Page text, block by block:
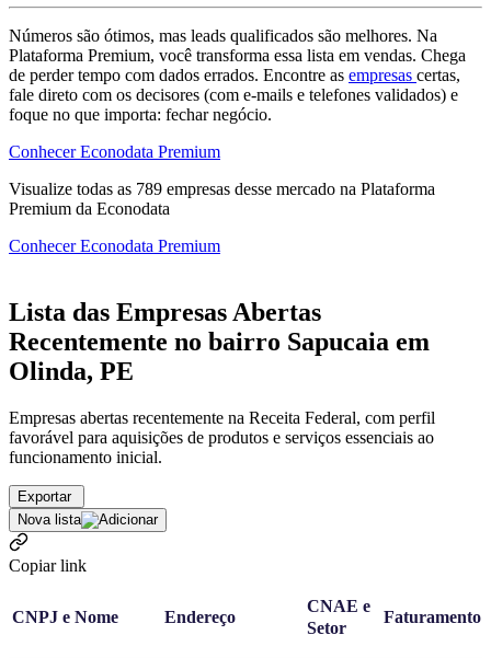
Números são ótimos, mas leads qualificados são melhores. Na
Plataforma Premium, você transforma essa lista em vendas. Chega
de perder tempo com dados errados. Encontre as empresas certas,
fale direto com os decisores (com e-mails e telefones validados) e
foque no que importa: fechar negócio.
Conhecer Econodata Premium
Visualize todas as 789 empresas desse mercado na Plataforma
Premium da Econodata
Conhecer Econodata Premium
Lista das Empresas Abertas
Recentemente no bairro Sapucaia em
Olinda, PE
Empresas abertas recentemente na Receita Federal, com perfil
favorável para aquisições de produtos e serviços essenciais ao
funcionamento inicial.
Exportar
Nova lista
Copiar link
CNPJ e Nome Endereço
CNAE e
Setor
Faturamento